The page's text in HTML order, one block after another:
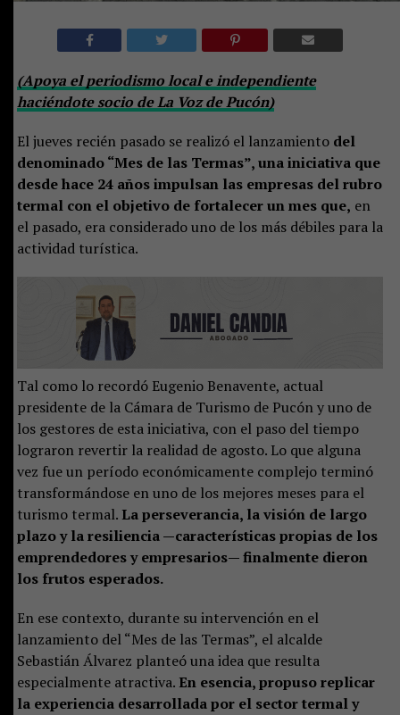
(Apoya el periodismo local e independiente
haciéndote socio de La Voz de Pucón)
El jueves recién pasado se realizó el lanzamientodel
denominado “Mes de las Termas”, una iniciativa que
desde hace 24 años impulsan las empresas del rubro
termal con el objetivo de fortalecer un mes que, en
el pasado, era considerado uno de los más débiles para la
actividad turística.
Tal como lo recordó Eugenio Benavente, actual
presidente de la Cámara de Turismo de Pucón y uno de
los gestores de esta iniciativa, con el paso del tiempo
lograron revertir la realidad de agosto. Lo que alguna
vez fue un período económicamente complejo terminó
transformándose en uno de los mejores meses para el
turismo termal. La perseverancia, la visión de largo
plazo y la resiliencia —características propias de los
emprendedores y empresarios— finalmente dieron
los frutos esperados.
En ese contexto, durante su intervención en el
lanzamiento del “Mes de las Termas”, el alcalde
Sebastián Álvarez planteó una idea que resulta
especialmente atractiva. En esencia, propuso replicar
la experiencia desarrollada por el sector termal y